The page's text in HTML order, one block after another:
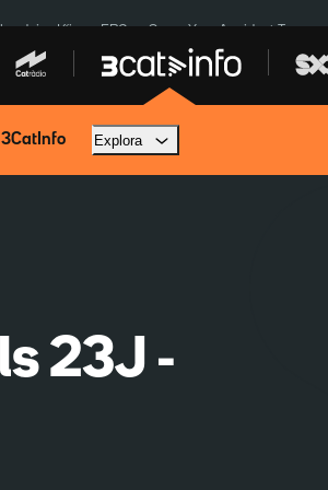
Kíiv ERC SpaceX Accident Tona
3CatInfo Explora
23J -